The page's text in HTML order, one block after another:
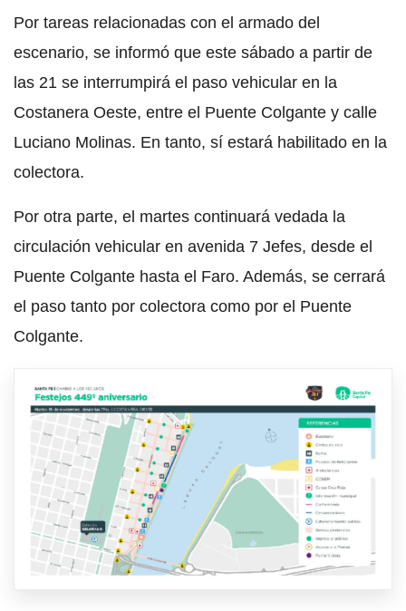
Por tareas relacionadas con el armado del
escenario, se informó que este sábado a partir de
las 21 se interrumpirá el paso vehicular en la
Costanera Oeste, entre el Puente Colgante y calle
Luciano Molinas. En tanto, sí estará habilitado en la
colectora.
Por otra parte, el martes continuará vedada la
circulación vehicular en avenida 7 Jefes, desde el
Puente Colgante hasta el Faro. Además, se cerrará
el paso tanto por colectora como por el Puente
Colgante.